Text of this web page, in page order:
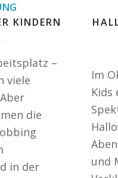
KINDERN
–
viele
die
in der
Im
Kids
und